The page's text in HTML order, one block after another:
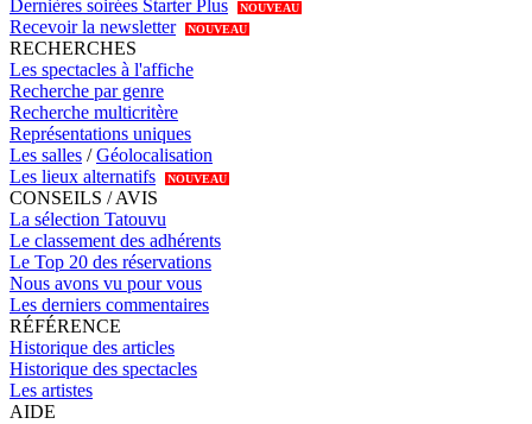
Dernières soirées Starter Plus
NOUVEAU
Recevoir la newsletter NOUVEAU
RECHERCHES
Les spectacles à l'affiche
Recherche par genre
Recherche multicritère
Représentations uniques
Les salles /Géolocalisation
Les lieux alternatifs
NOUVEAU
CONSEILS / AVIS
La sélection Tatouvu
Le classement des adhérents
Le Top 20 des réservations
Nous avons vu pour vous
Les derniers commentaires
RÉFÉRENCE
Historique des articles
Historique des spectacles
Les artistes
AIDE